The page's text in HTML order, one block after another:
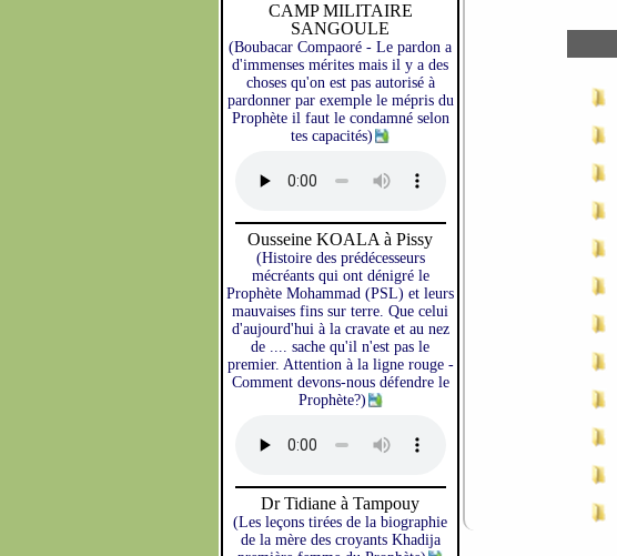
CAMP MILITAIRE
SANGOULE
(Boubacar Compaoré - Le pardon a
d'immenses mérites mais il y a des
choses qu'on est pas autorisé à
pardonner par exemple le mépris du
Prophète il faut le condamné selon
tes capacités)
Ousseine KOALA à Pissy
(Histoire des prédécesseurs
mécréants qui ont dénigré le
Prophète Mohammad (PSL) et leurs
mauvaises fins sur terre. Que celui
d'aujourd'hui à la cravate et au nez
de .... sache qu'il n'est pas le
premier. Attention à la ligne rouge -
Comment devons-nous défendre le
Prophète?)
Dr Tidiane à Tampouy
(Les leçons tirées de la biographie
de la mère des croyants Khadija